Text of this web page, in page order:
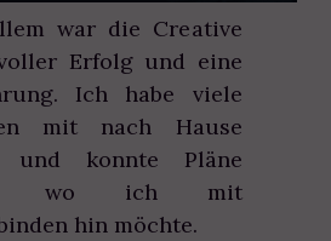
war die Creative
Erfolg und eine
Ich habe viele
mit nach Hause
und konnte Pläne
wo ich mit
hin möchte.